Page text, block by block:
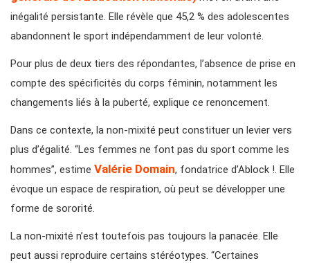
inégalité persistante. Elle révèle que 45,2 % des adolescentes
abandonnent le sport indépendamment de leur volonté.
Pour plus de deux tiers des répondantes, l’absence de prise en
compte des spécificités du corps féminin, notamment les
changements liés à la puberté, explique ce renoncement.
Dans ce contexte, la non-mixité peut constituer un levier vers
plus d’égalité. “Les femmes ne font pas du sport comme les
hommes”, estime Valérie Domain, fondatrice d’Ablock !. Elle
évoque un espace de respiration, où peut se développer une
forme de sororité.
La non-mixité n’est toutefois pas toujours la panacée. Elle
peut aussi reproduire certains stéréotypes. “Certaines